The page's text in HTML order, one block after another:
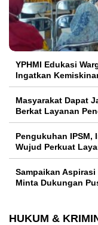
YPHMI Edukasi
Ingatkan
Masyarakat Dapat
Berkat Layanan
Pengukuhan IPSM,
Wujud Perkuat
Sampaikan
Minta Dukungan
HUKUM &